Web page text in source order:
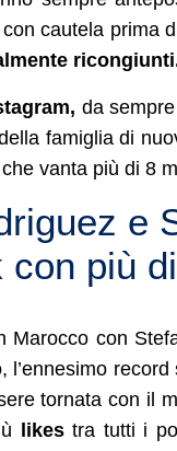
cautela prima
da
famiglia di
vanta più di 8
e
con più
Marocco con
l’ennesimo
tornata con il
likestra tutti i